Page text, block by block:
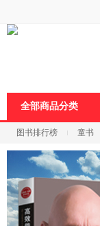
全部商品分类
图书排行榜 童书
科技 进口原版
页
波
浪
键
打